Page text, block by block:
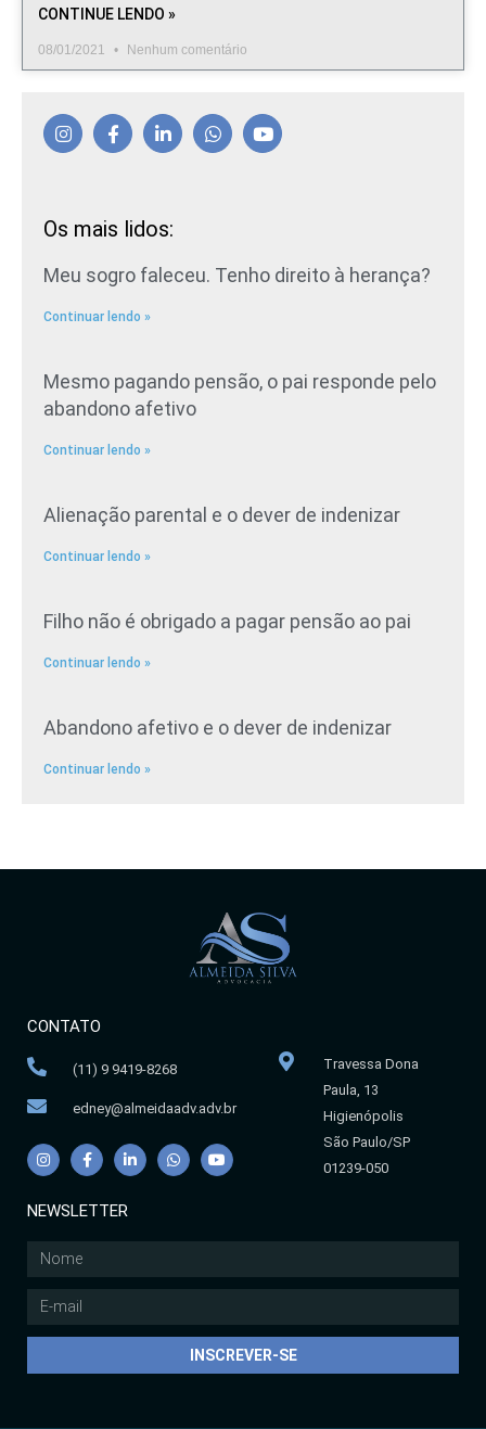
CONTINUE LENDO »
08/01/2021 Nenhum comentário
Os mais lidos:
Meu sogro faleceu. Tenho direito à herança?
Continuar lendo »
Mesmo pagando pensão, o pai responde pelo
abandono afetivo
Continuar lendo »
Alienação parental e o dever de indenizar
Continuar lendo »
Filho não é obrigado a pagar pensão ao pai
Continuar lendo »
Abandono afetivo e o dever de indenizar
Continuar lendo »
CONTATO
(11) 9 9419-8268
edney@almeidaadv.adv.br
Travessa Dona
Paula, 13
Higienópolis
São Paulo/SP
01239-050
NEWSLETTER
INSCREVER-SE